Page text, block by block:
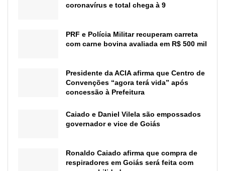
coronavírus e total chega à 9
PRF e Polícia Militar recuperam carreta
com carne bovina avaliada em R$ 500 mil
Presidente da ACIA afirma que Centro de
Convenções “agora terá vida” após
concessão à Prefeitura
Caiado e Daniel Vilela são empossados
governador e vice de Goiás
Ronaldo Caiado afirma que compra de
respiradores em Goiás será feita com